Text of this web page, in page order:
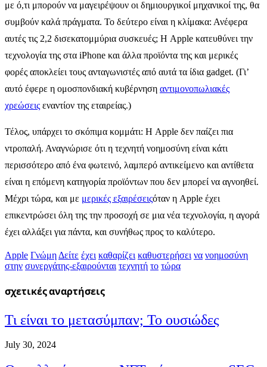
με ό,τι μπορούν να μαγειρέψουν οι δημιουργικοί μηχανικοί της, θα
συμβούν καλά πράγματα. Το δεύτερο είναι η κλίμακα: Ανέφερα
αυτές τις 2,2 δισεκατομμύρια συσκευές; Η Apple κατευθύνει την
τεχνολογία της στα iPhone και άλλα προϊόντα της και μερικές
φορές αποκλείει τους ανταγωνιστές από αυτά τα ίδια gadget. (Γι’
αυτό έφερε η ομοσπονδιακή κυβέρνηση αντιμονοπωλιακές
χρεώσεις εναντίον της εταιρείας.)
Τέλος, υπάρχει το σκόπιμα κομμάτι: Η Apple δεν παίζει πια
ντροπαλή. Αναγνώρισε ότι η τεχνητή νοημοσύνη είναι κάτι
περισσότερο από ένα φωτεινό, λαμπερό αντικείμενο και αντίθετα
είναι η επόμενη κατηγορία προϊόντων που δεν μπορεί να αγνοηθεί.
Μέχρι τώρα, και με μερικές εξαιρέσειςόταν η Apple έχει
επικεντρώσει όλη της την προσοχή σε μια νέα τεχνολογία, η αγορά
έχει αλλάξει για πάντα, και συνήθως προς το καλύτερο.
Apple Γνώμη Δείτε έχει καθαρίζει καθυστερήσει να νοημοσύνη
στην συνεργάτης-εξαιρούνται τεχνητή το τώρα
σχετικέςαναρτήσεις
Τι είναι το μετασύμπαν; Το ουσιώδες
July 30, 2024